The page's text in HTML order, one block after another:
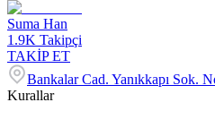
Suma Han
1.9K Takipçi
TAKİP ET
Bankalar Cad. Yanıkkapı Sok.
Kurallar